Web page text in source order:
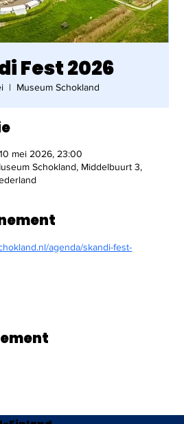
Fest 2026
  |
Museum Schokland
mei 2026, 23:00
Schokland, Middelbuurt 3,
agenda/skandi-fest-